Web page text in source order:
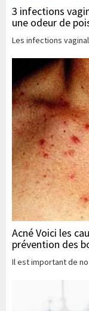
3 infections
une odeur de
Les infections
Acné Voici les
prévention des
Il est important de